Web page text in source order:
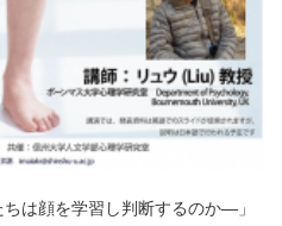
は顔を学習し判断するのか―」